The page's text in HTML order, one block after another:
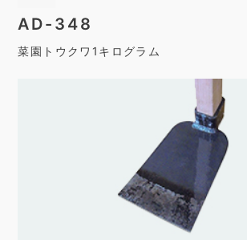
AD-348
菜園トウクワ1キログラム